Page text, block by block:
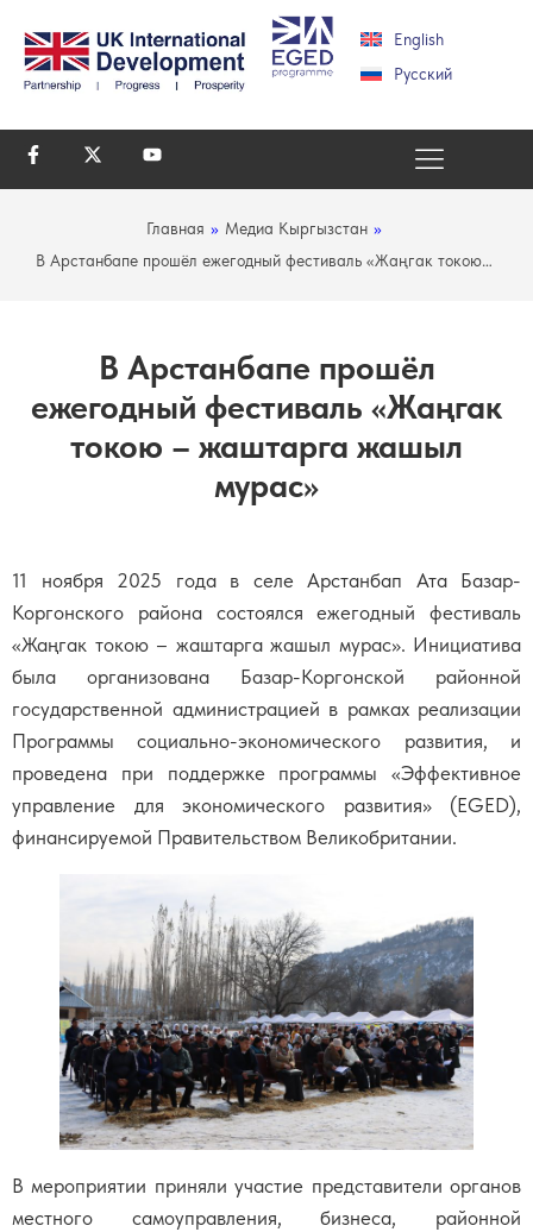
English
Русский
Главная » Медиа Кыргызстан »
В Арстанбапе прошёл ежегодный фестиваль «Жаңгак токою…
В Арстанбапе прошёл
ежегодный фестиваль «Жаңгак
токою – жаштарга жашыл
мурас»
11 ноября 2025 года в селе Арстанбап Ата Базар-
Коргонского района состоялся ежегодный фестиваль
«Жаңгак токою – жаштарга жашыл мурас». Инициатива
была организована Базар-Коргонской районной
государственной администрацией в рамках реализации
Программы социально-экономического развития, и
проведена при поддержке программы «Эффективное
управление для экономического развития» (EGED),
финансируемой Правительством Великобритании.
В мероприятии приняли участие представители органов
местного самоуправления, бизнеса, районной